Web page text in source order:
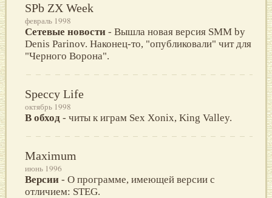
SPb ZX Week
февраль 1998
Сетевые новости - Вышла новая версия SMM by
Denis Parinov. Наконец-то, "опубликовали" чит для
"Черного Ворона".
Speccy Life
октябрь 1998
В обход - читы к играм Sex Xonix, King Valley.
Maximum
июнь 1996
Версии - О программе, имеющей версии с
отличием: STEG.